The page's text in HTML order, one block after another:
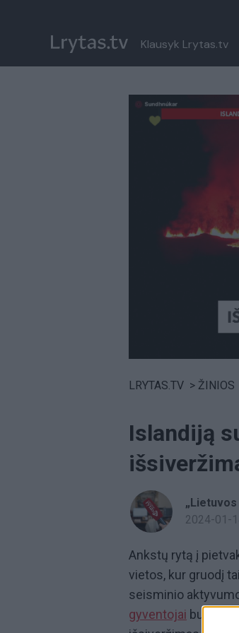
Klausyk Lrytas.tv
Paremkite Ukrainą
LRYTAS.TV > ŽINIOS
Islandiją
2024-01-
Ankstų rytą į
vietos, kur gruodį
seisminio
gyventojai buvo